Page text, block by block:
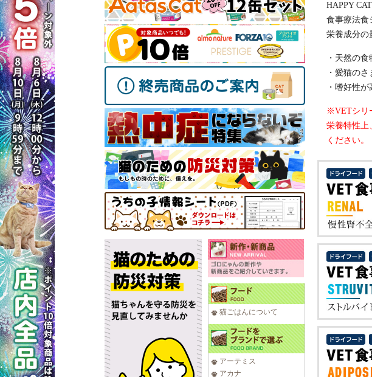
猫ごはんについて
アーテミス
アカナ
HAPPY
食事療法食
栄養成分の
・天然の
・愛猫の
・嗜好性
※VETシリ
栄養特性上
ください。